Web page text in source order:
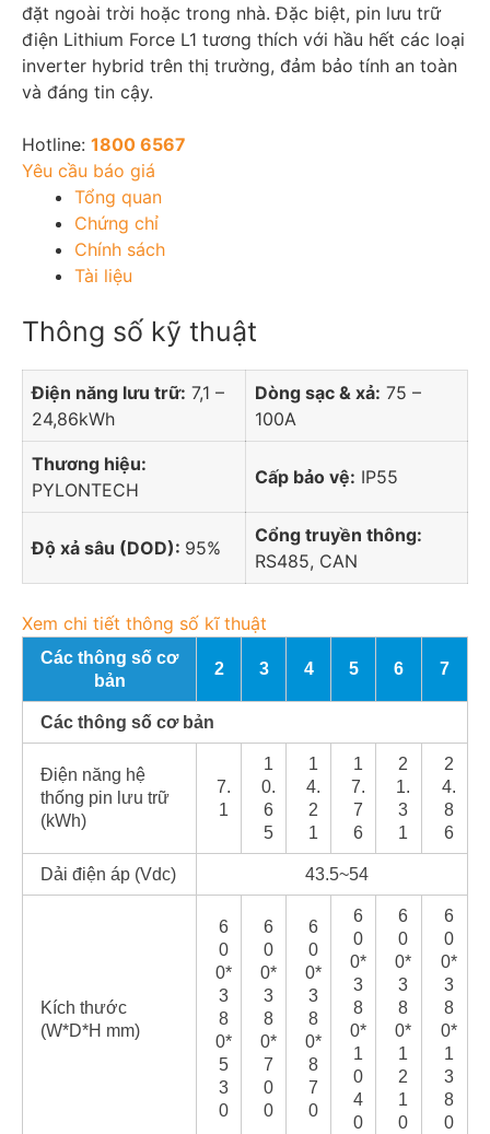
đặt ngoài trời hoặc trong nhà. Đặc biệt, pin lưu trữ
điện Lithium Force L1 tương thích với hầu hết các loại
inverter hybrid trên thị trường, đảm bảo tính an toàn
và đáng tin cậy.
Hotline: 1800 6567
Yêu cầu báo giá
Tổng quan
Chứng chỉ
Chính sách
Tài liệu
Thông số kỹ thuật
Điện năng lưu trữ: 7,1 –
24,86kWh
Dòng sạc & xả: 75 –
100A
Thương hiệu:
PYLONTECH
Cấp bảo vệ: IP55
Độ xả sâu (DOD): 95%
Cổng truyền thông:
RS485, CAN
Xem chi tiết thông số kĩ thuật
Các thông số cơ
bản
2 3 4 5 6 7
Các thông số cơ bản
Điện năng hệ
thống pin lưu trữ
(kWh)
7.
1
1
0.
6
5
1
4.
2
1
1
7.
7
6
2
1.
3
1
2
4.
8
6
Dải điện áp (Vdc) 43.5~54
Kích thước
(W*D*H mm)
6
0
0*
3
8
0*
5
3
0
6
0
0*
3
8
0*
7
0
0
6
0
0*
3
8
0*
8
7
0
6
0
0*
3
8
0*
1
0
4
0
6
0
0*
3
8
0*
1
2
1
0
6
0
0*
3
8
0*
1
3
8
0